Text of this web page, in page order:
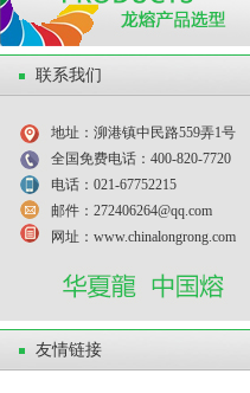
联系我们
地址：泖港镇中民路559弄1号
全国免费电话：400-820-7720
电话：021-67752215
邮件：272406264@qq.com
网址：www.chinalongrong.com
友情链接